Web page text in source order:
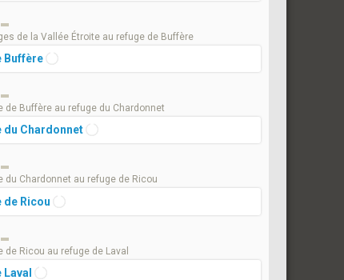
de la Vallée Étroite au refuge de Buffère
Buffère
de Buffère au refuge du Chardonnet
du Chardonnet
du Chardonnet au refuge de Ricou
de Ricou
de Ricou au refuge de Laval
Laval